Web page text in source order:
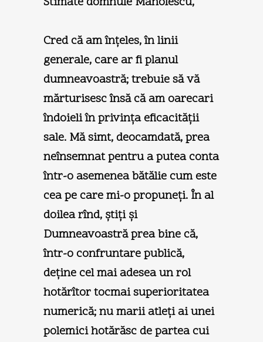
Cred că am înţeles, în linii
generale, care ar fi planul
dumneavoastră; trebuie să vă
mărturisesc însă că am oarecari
îndoieli în privinţa eficacităţii
sale. Mă simt, deocamdată, prea
neînsemnat pentru a putea conta
într-o asemenea bătălie cum este
cea pe care mi-o propuneţi. În al
doilea rînd, ştiţi şi
Dumneavoastră prea bine că,
într-o confruntare publică,
deţine cel mai adesea un rol
hotărîtor tocmai superioritatea
numerică; nu marii atleţi ai unei
polemici hotărăsc de partea cui